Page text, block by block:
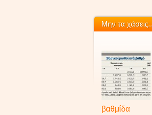
Μην τα χάσεις..
βαθμίδα